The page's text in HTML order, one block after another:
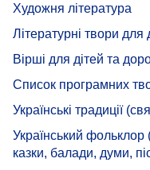
Художня література
Літературні твори для
Вірші для дітей та
Список програмних
Українські традиції
Український фольклор
казки, балади, думи,